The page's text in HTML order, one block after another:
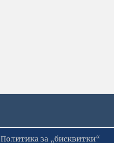
Политика за „бисквитки“